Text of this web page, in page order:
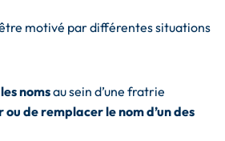
motivé par différentes situations
nomsau sein d’une fratrie
ou de remplacer le nom d’un des